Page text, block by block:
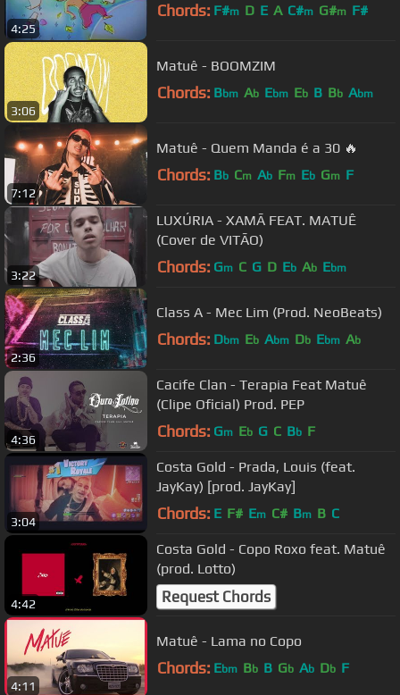
4:25
Chords: F#m D E A C#m G#m F#
3:06
Matuê - BOOMZIM
Chords: Bbm Ab Ebm Eb B Bb Abm
7:12
Matuê - Quem Manda é a 30 🔥
Chords: Bb Cm Ab Fm Eb Gm F
3:22
LUXÚRIA - XAMÃ FEAT. MATUÊ
(Cover de VITÃO)
Chords: Gm C G D Eb Ab Ebm
2:36
Class A - Mec Lim (Prod. NeoBeats)
Chords: Dbm Eb Abm Db Ebm Ab
4:36
Cacife Clan - Terapia Feat Matuê
(Clipe Oficial) Prod. PEP
Chords: Gm Eb G C Bb F
3:04
Costa Gold - Prada, Louis (feat.
JayKay) [prod. JayKay]
Chords: E F# Em C# Bm B C
4:42
Costa Gold - Copo Roxo feat. Matuê
(prod. Lotto)
Request Chords
4:11
Matuê - Lama no Copo
Chords: Ebm Bb B Gb Ab Db F